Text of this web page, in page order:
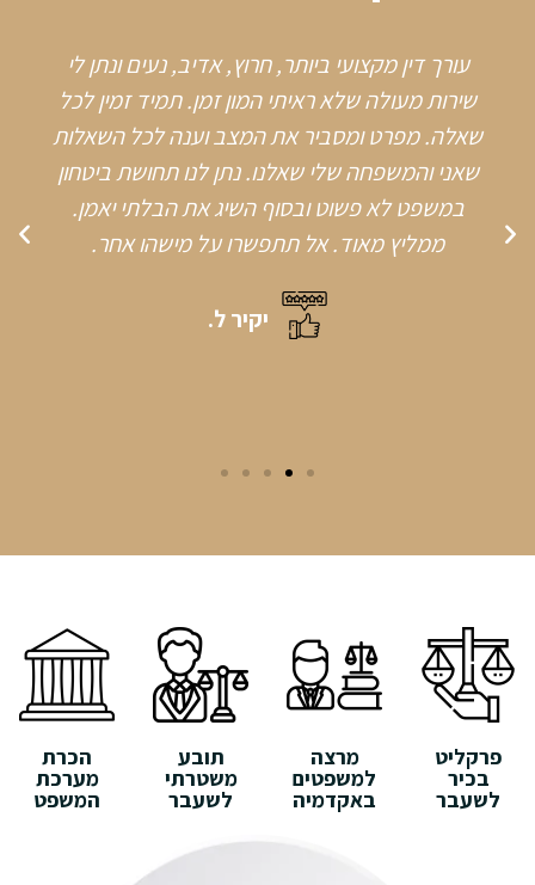
עורך דין מקצועי ביותר, חרוץ, אדיב, נעים ונתן לי
שירות מעולה שלא ראיתי המון זמן. תמיד זמין לכל
שאלה. מפרט ומסביר את המצב וענה לכל השאלות
שאני והמשפחה שלי שאלנו. נתן לנו תחושת ביטחון
במשפט לא פשוט ובסוף השיג את הבלתי יאמן.
ממליץ מאוד. אל תתפשרו על מישהו אחר.
יקיר ל.
פרקליט
בכיר
לשעבר
מרצה
למשפטים
באקדמיה
תובע
משטרתי
לשעבר
הכרת
מערכת
המשפט